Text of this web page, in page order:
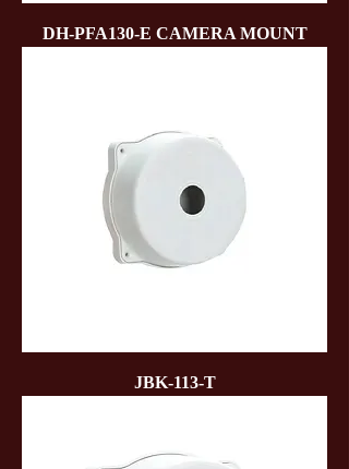
DH-PFA130-E CAMERA MOUNT
JBK-113-Τ